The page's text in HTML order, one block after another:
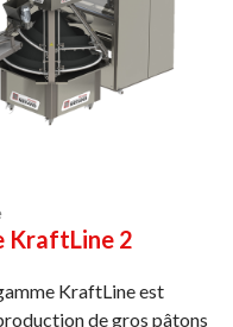
KraftLine 2
KraftLine est
de gros pâtons